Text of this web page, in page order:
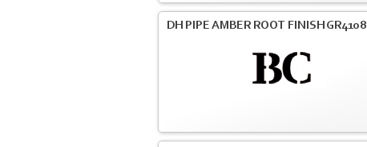
DH PIPE AMBER ROOT FINISH GR4108